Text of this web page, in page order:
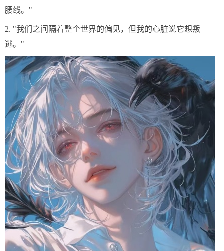
腰线。"
2. "我们之间隔着整个世界的偏见，但我的心脏说它想叛
逃。"